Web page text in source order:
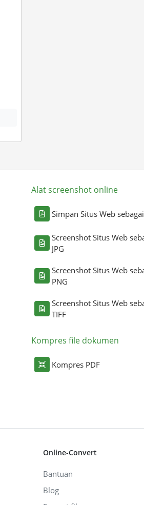
Alat screenshot online
Simpan Situs Web
Screenshot Situs Web
JPG
Screenshot Situs Web
PNG
Screenshot Situs Web
TIFF
Kompres file dokumen
Kompres PDF
Online-Convert
Bantuan
Blog